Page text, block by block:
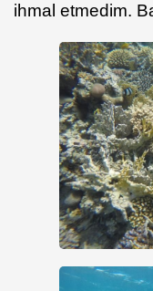
ihmal etmedim.